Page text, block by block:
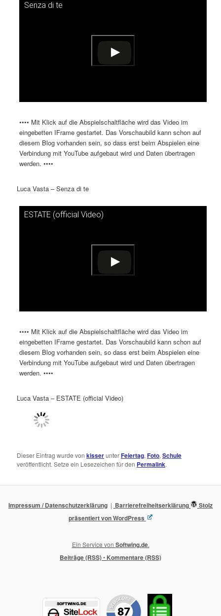
Senza di te
•••• Mit Klick auf die Abspielschaltfläche wird das Video im
eingebetten IFrame gestartet. Das Vorschaubild kann schon auf
diesem Blog vorhanden sein, so dass erst beim Abspielen eine
Verbindung mit YouTube aufgebaut wird und Daten übertragen
werden. ••••
Luca Vasta – Senza di te
ESTATE (official Video)
•••• Mit Klick auf die Abspielschaltfläche wird das Video im
eingebetten IFrame gestartet. Das Vorschaubild kann schon auf
diesem Blog vorhanden sein, so dass erst beim Abspielen eine
Verbindung mit YouTube aufgebaut wird und Daten übertragen
werden. ••••
Luca Vasta – ESTATE (official Video)
Dieser Eintrag wurde vonkisserunterFeiertag,Foto,Schule
veröffentlicht. Setze ein Lesezeichen für den Permalink.
Impressum / Datenschutzerklärung Barrierefreiheitserklärung
Stolz
präsentiert von WordPress
Ein Service von Softwing.de.
Beiträge (RSS)• Kommentare (RSS)